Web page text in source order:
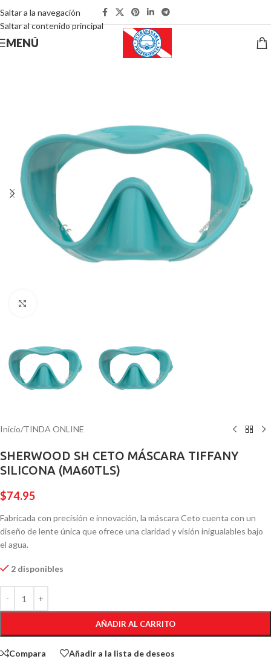
Saltar a la navegación
Saltar al contenido principal
MENÚ
Inicio/TINDA ONLINE
SHERWOOD SH CETO MÁSCARA TIFFANY
SILICONA (MA60TLS)
$74.95
Fabricada con precisión e innovación, la máscara Ceto cuenta con un
diseño de lente única que ofrece una claridad y visión inigualables bajo
el agua.
2 disponibles
AÑADIR AL CARRITO
Compara Añadir a la lista de deseos